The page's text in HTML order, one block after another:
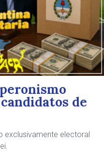
de
exclusivamente electoral